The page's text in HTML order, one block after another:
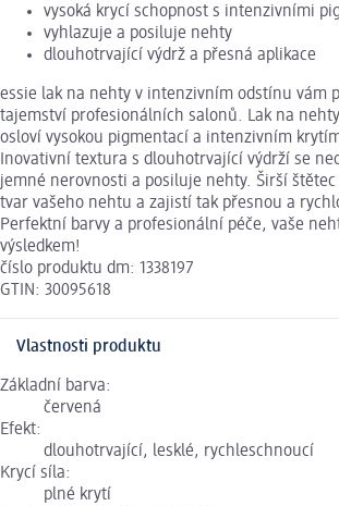
vysoká krycí schopnost s intenzivními
vyhlazuje a posiluje nehty
dlouhotrvající výdrž a přesná aplikace
essie lak na nehty v intenzivním odstínu vám
tajemství profesionálních salonů. Lak na
osloví vysokou pigmentací a intenzivním
Inovativní textura s dlouhotrvající výdrží se
jemné nerovnosti a posiluje nehty. Širší
tvar vašeho nehtu a zajistí tak přesnou a
Perfektní barvy a profesionální péče, vaše
výsledkem!
číslo produktu dm: 1338197
GTIN: 30095618
Vlastnosti produktu
Základní barva:
červená
Efekt:
dlouhotrvající, lesklé, rychleschnoucí
Krycí síla:
plné krytí